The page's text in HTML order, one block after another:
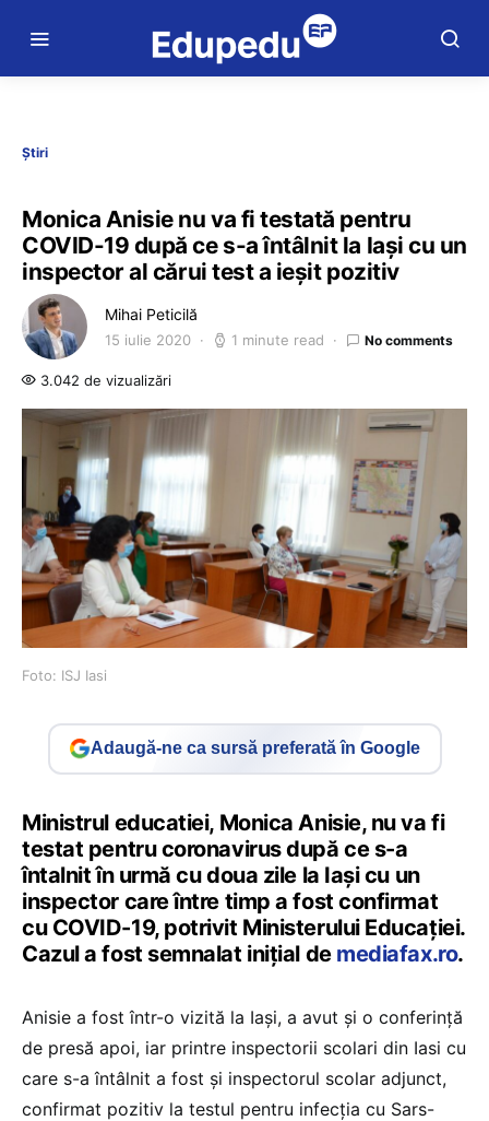
Știri
Monica Anisie nu va fi testată pentru
COVID-19 după ce s-a întâlnit la Iași cu un
inspector al cărui test a ieșit pozitiv
Mihai Peticilă
15 iulie 2020 1 minute read No comments
3.042 de vizualizări
Foto: ISJ Iasi
Adaugă-ne ca sursă preferată în Google
Ministrul educatiei, Monica Anisie, nu va fi
testat pentru coronavirus după ce s-a
întalnit în urmă cu doua zile la Iași cu un
inspector care între timp a fost confirmat
cu COVID-19, potrivit Ministerului Educației.
Cazul a fost semnalat inițial demediafax.ro.
Anisie a fost într-o vizită la Iași, a avut și o conferință
de presă apoi, iar printre inspectorii scolari din Iasi cu
care s-a întâlnit a fost și inspectorul scolar adjunct,
confirmat pozitiv la testul pentru infecția cu Sars-